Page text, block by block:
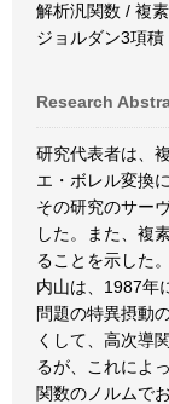
解析汎関数 / 複
ジョルダン3項
Research
研究代表者は、
エ・ボレル変換
その研究のサー
した。また、複
ることを示した。
内山は、1987年
問題の特異摂動
くして、高次導
るが、これによ
関数のノルムで